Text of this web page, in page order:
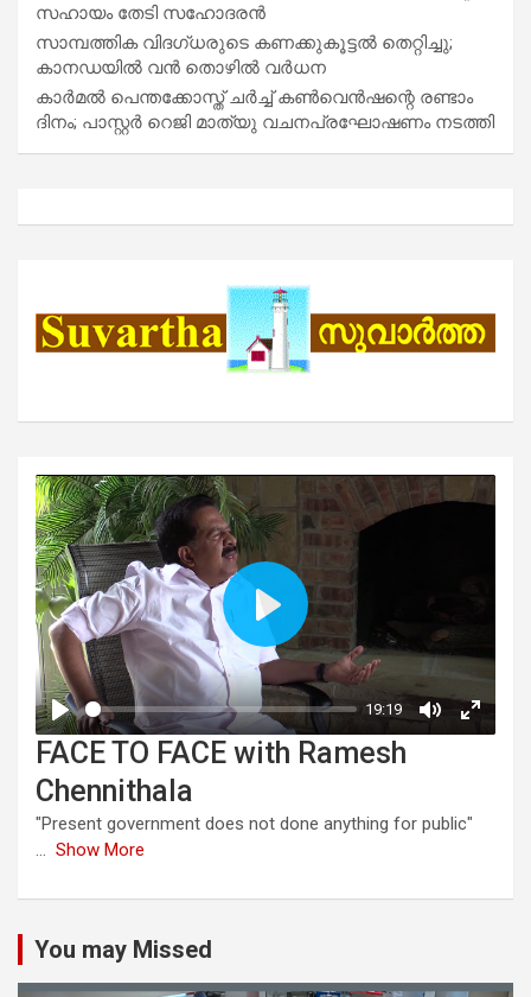
സഹായം തേടി സഹോദരൻ
സാമ്പത്തിക വിദഗ്ധരുടെ കണക്കുകൂട്ടൽ തെറ്റിച്ചു;
കാനഡയിൽ വൻ തൊഴിൽ വർധന
കാർമൽ പെന്തക്കോസ്ത് ചർച്ച് കൺവെൻഷന്റെ രണ്ടാം
ദിനം; പാസ്റ്റർ റെജി മാത്യു വചനപ്രഘോഷണം നടത്തി
FACE TO FACE with Ramesh
Chennithala
"Present government does not done anything for public"
... Show More
You may Missed